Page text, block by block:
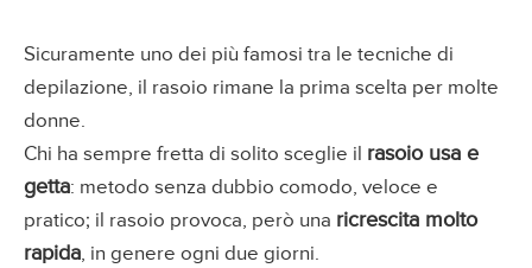
Sicuramente uno dei più famosi tra le tecniche di
depilazione, il rasoio rimane la prima scelta per molte
donne.
Chi ha sempre fretta di solito sceglie il rasoio usa e
getta: metodo senza dubbio comodo, veloce e
pratico; il rasoio provoca, però una ricrescita molto
rapida, in genere ogni due giorni.